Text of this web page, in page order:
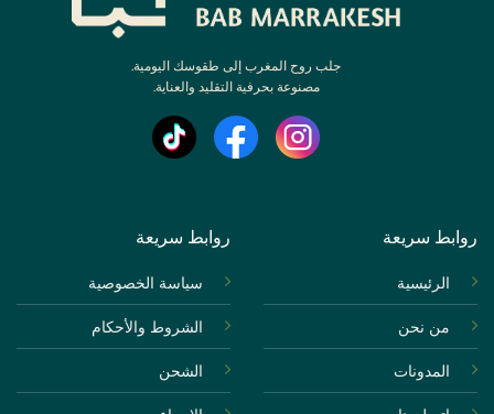
جلب روح المغرب إلى طقوسك اليومية.
مصنوعة بحرفية التقليد والعناية.
روابط سريعة
الرئيسية
من نحن
المدونات
روابط سريعة
سياسة الخصوصية
الشروط والأحكام
الشحن